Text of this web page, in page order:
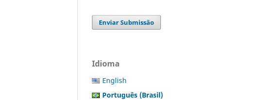
Enviar Submissão
Idioma
English
Português (Brasil)